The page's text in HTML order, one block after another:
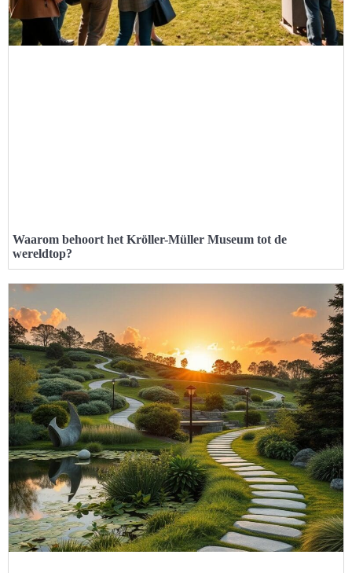
Waarom behoort het Kröller-Müller Museum tot de
wereldtop?